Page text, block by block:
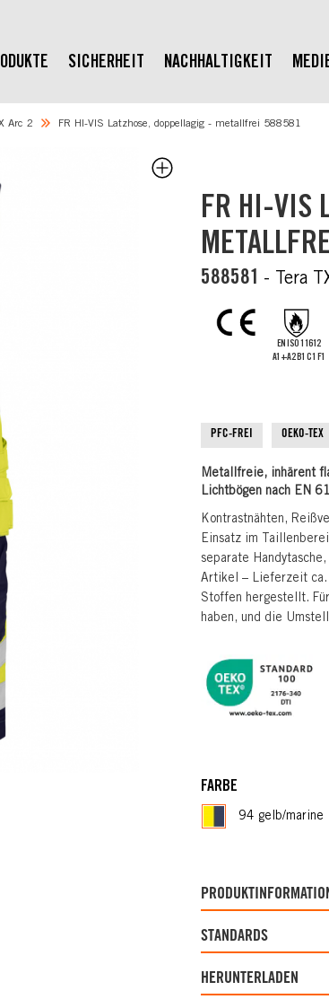
SICHERHEIT NACHHALTIGKEIT
Arc 2 FR HI-VIS Latzhose, doppellagig - metallfrei 588581
FR HI-VIS
588581 - Tera
EN ISO 11612
A1+A2 B1 C1 F1
PFC-FREI OEKO-TEX
Metallfreie, inhärent
Lichtbögen nach EN
Kontrastnähten,
Einsatz im
separate
Artikel – Lieferzeit ca.
Stoffen hergestellt.
haben, und die
FARBE
94 gelb/marine
STANDARDS
HERUNTERLADEN